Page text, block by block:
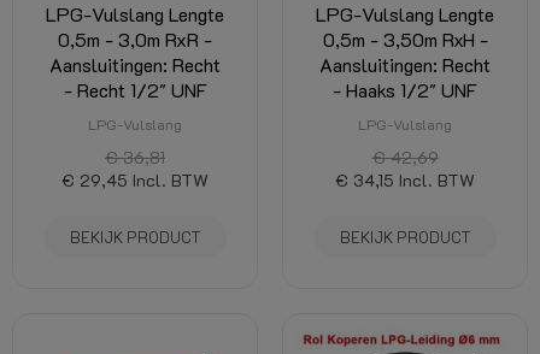
LPG-Vulslang Lengte
0,5m - 3,0m RxR -
Aansluitingen: Recht
- Recht 1/2" UNF
LPG-Vulslang
€ 36,81
€ 29,45 Incl. BTW
BEKIJK PRODUCT
LPG-Vulslang Lengte
0,5m - 3,50m RxH -
Aansluitingen: Recht
- Haaks 1/2" UNF
LPG-Vulslang
€ 42,69
€ 34,15 Incl. BTW
BEKIJK PRODUCT